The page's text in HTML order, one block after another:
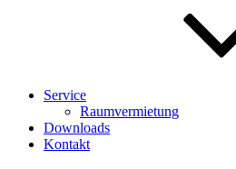
Service
Raumvermietung
Downloads
Kontakt